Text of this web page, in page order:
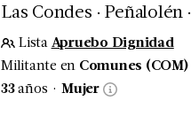
Las Condes . Peñalolén .
Lista Apruebo Dignidad
Militante en Comunes (COM)
33años . Mujer